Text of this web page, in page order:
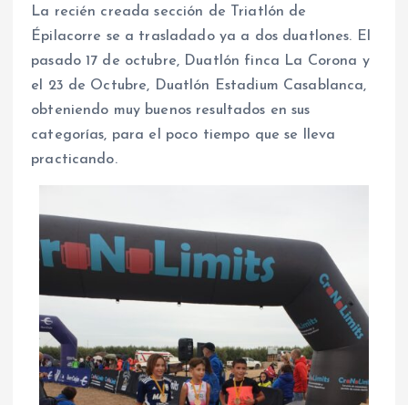
La recién creada sección de Triatlón de
Épilacorre se a trasladado ya a dos duatlones. El
pasado 17 de octubre, Duatlón finca La Corona y
el 23 de Octubre, Duatlón Estadium Casablanca,
obteniendo muy buenos resultados en sus
categorías, para el poco tiempo que se lleva
practicando.